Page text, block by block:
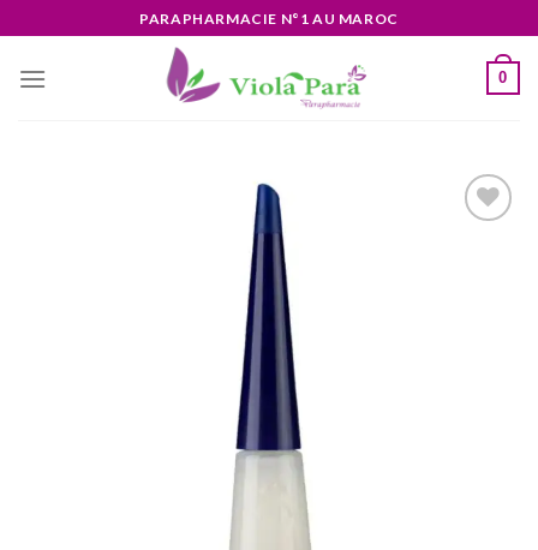
to
content
PARAPHARMACIE N°1 AU MAROC
0